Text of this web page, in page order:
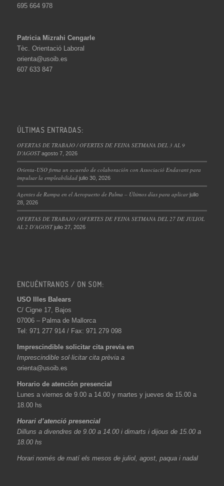
695 664 978
Patricia Mizrahi Cengarle
Tèc. Orientació Laboral
orienta@usoib.es
607 633 847
ÚLTIMAS ENTRADAS:
OFERTAS DE TRABAJO / OFERTES DE FEINA SETMANA DEL 3 AL 9
D’AGOST agosto 7, 2026
Orienta-USO firma un acuerdo de colaboración con Associació Endavant para
impulsar la empleabilidad julio 30, 2026
Agentes de Rampa en el Aeropuerto de Palma – Últimos días para aplicar julio
28, 2026
OFERTAS DE TRABAJO / OFERTES DE FEINA SETMANA DEL 27 DE JULIOL
AL 2 D’AGOST julio 27, 2026
ENCUÉNTRANOS / ON SOM:
USO Illes Balears
C/ Cigne 17, Bajos
07006 – Palma de Mallorca
Tel: 971 277 914 / Fax: 971 279 098
Imprescindible solicitar cita previa en
Imprescindible sol·licitar cita prèvia a
orienta@usoib.es
Horario de atención presencial
Lunes a viernes de 9.00 a 14.00 y martes y jueves de 15.00 a
18.00 hs
Horari d’atenció presencial
Dilluns a divendres de 9.00 a 14.00 i dimarts i dijous de 15.00 a
18.00 hs
Horari només de matí els mesos de juliol, agost, paqua i nadal